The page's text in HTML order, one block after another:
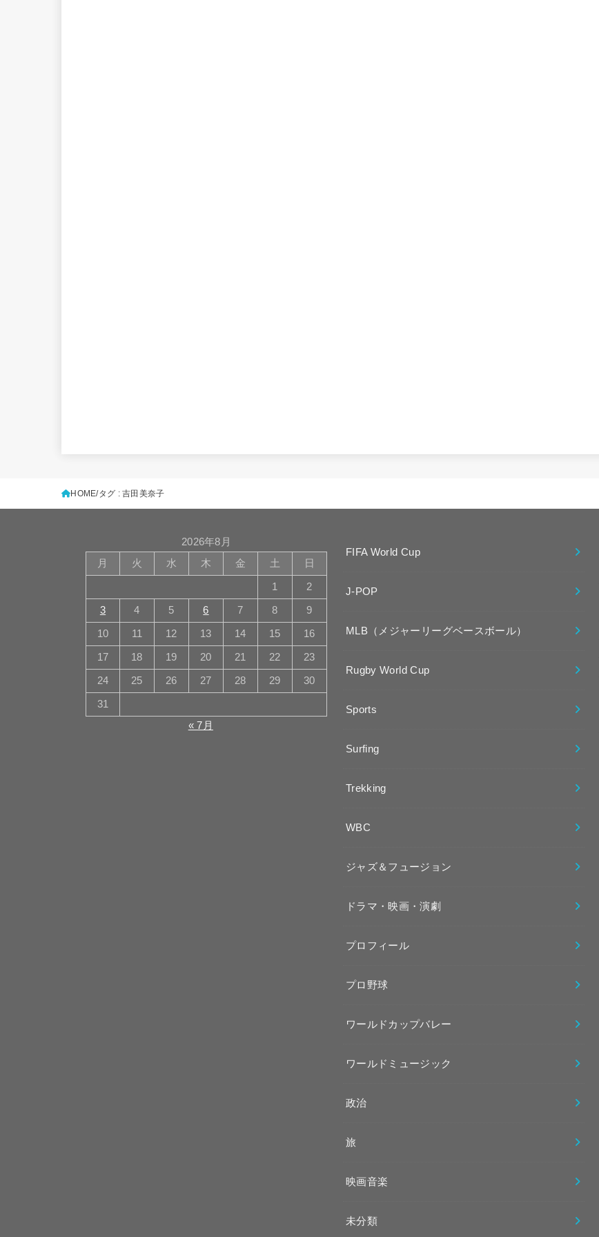
HOME タグ : 吉田美奈子
2026年8月
月
火 水 木 金 土 日
1 2
3 4 5 6 7 8 9
10 11 12 13 14 15 16
17 18 19 20 21 22 23
24 25 26 27 28 29 30
31
« 7月
FIFA World Cup
J-POP
MLB（メジャーリーグベースボール）
Rugby World Cup
Sports
Surfing
Trekking
WBC
ジャズ＆フュージョン
ドラマ・映画・演劇
プロフィール
プロ野球
ワールドカップバレー
ワールドミュージック
政治
旅
映画音楽
未分類